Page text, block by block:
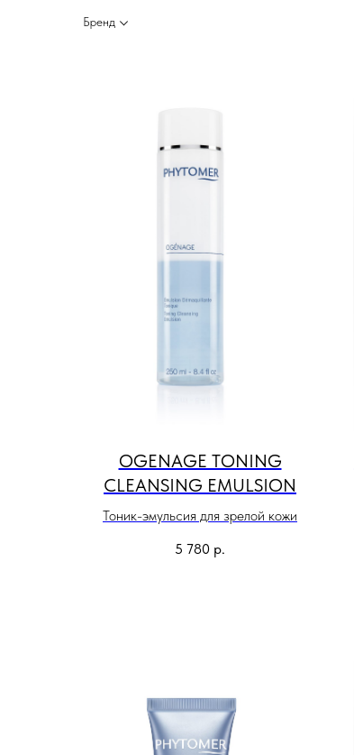
Бренд
OGENAGE TONING
CLEANSING EMULSION
Тоник-эмульсия для зрелой кожи
5 780 р.